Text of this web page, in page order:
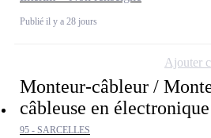
Publié il y a 28 jours
Monteur-câbleur /
câbleuse en
95 - SARCELLES
Ajouter